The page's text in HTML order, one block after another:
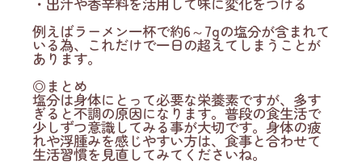
例えばラーメン一杯で約6～7gの塩分が含まれて
いる為、これだけで一日の超えてしまうことが
あります。
◎まとめ
塩分は身体にとって必要な栄養素ですが、多す
ぎると不調の原因になります。普段の食生活で
少しずつ意識してみる事が大切です。身体の疲
れや浮腫みを感じやすい方は、食事と合わせて
生活習慣を見直してみてくださいね。